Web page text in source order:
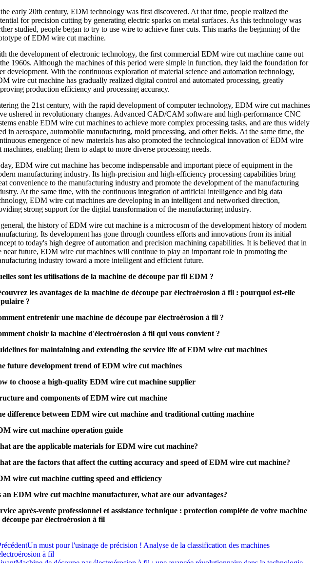
early 20th century, EDM technology was first discovered. At that time, people realized the
for precision cutting by generating electric sparks on metal surfaces. As this technology was
studied, people began to try to use wire to achieve finer cuts. This marks the beginning of the
of EDM wire cut machine.
the development of electronic technology, the first commercial EDM wire cut machine came out
1960s. Although the machines of this period were simple in function, they laid the foundation for
development. With the continuous exploration of material science and automation technology,
wire cut machine has gradually realized digital control and automated processing, greatly
production efficiency and processing accuracy.
the 21st century, with the rapid development of computer technology, EDM wire cut machines
ushered in revolutionary changes. Advanced CAD/CAM software and high-performance CNC
enable EDM wire cut machines to achieve more complex processing tasks, and are thus widely
in aerospace, automobile manufacturing, mold processing, and other fields. At the same time, the
emergence of new materials has also promoted the technological innovation of EDM wire
machines, enabling them to adapt to more diverse processing needs.
EDM wire cut machine has become indispensable and important piece of equipment in the
manufacturing industry. Its high-precision and high-efficiency processing capabilities bring
convenience to the manufacturing industry and promote the development of the manufacturing
At the same time, with the continuous integration of artificial intelligence and big data
EDM wire cut machines are developing in an intelligent and networked direction,
strong support for the digital transformation of the manufacturing industry.
the history of EDM wire cut machine is a microcosm of the development history of modern
Its development has gone through countless efforts and innovations from its initial
to today's high degree of automation and precision machining capabilities. It is believed that in
near future, EDM wire cut machines will continue to play an important role in promoting the
industry toward a more intelligent and efficient future.
sont les utilisations de la machine de découpe par fil EDM ?
les avantages de la machine de découpe par électroérosion à fil : pourquoi est-elle
?
entretenir une machine de découpe par électroérosion à fil ?
choisir la machine d'électroérosion à fil qui vous convient ?
for maintaining and extending the service life of EDM wire cut machines
future development trend of EDM wire cut machines
to choose a high-quality EDM wire cut machine supplier
and components of EDM wire cut machine
difference between EDM wire cut machine and traditional cutting machine
wire cut machine operation guide
are the applicable materials for EDM wire cut machine?
are the factors that affect the cutting accuracy and speed of EDM wire cut machine?
wire cut machine cutting speed and efficiency
an EDM wire cut machine manufacturer, what are our advantages?
après-vente professionnel et assistance technique : protection complète de votre machine
découpe par électroérosion à fil
Un must pour l'usinage de précision ! Analyse de la classification des machines
à fil